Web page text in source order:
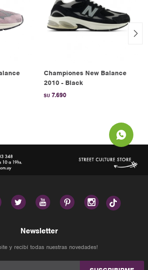
Championes New Balance
2010 - Black
$U 7.690
   
Newsletter
y recibí todas nuestras novedades!